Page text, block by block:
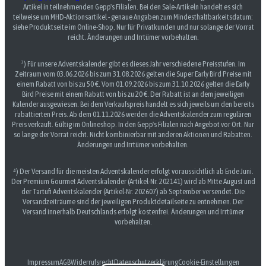
Artikel in teilnehmenden Gepp's Filialen. Bei den Sale-Artikeln handelt es sich
teilweise um MHD-Aktionsartikel - genaue Angaben zum Mindesthaltbarkeitsdatum:
siehe Produktseite im Online-Shop. Nur für Privatkunden und nur solange der Vorrat
reicht. Änderungen und Irrtümer vorbehalten.
³) Für unsere Adventskalender gibt es dieses Jahr verschiedene Preisstufen. Im
Zeitraum vom 03.06.2026 bis zum 31.08.2026 gelten die Super Early Bird Preise mit
einem Rabatt von bis zu 50 €. Vom 01.09.2026 bis zum 31.10.2026 gelten die Early
Bird Preise mit einem Rabatt von bis zu 20 €. Der Rabatt ist an dem jeweiligen
Kalender ausgewiesen. Bei dem Verkaufspreis handelt es sich jeweils um den bereits
rabattierten Preis. Ab dem 01.11.2026 werden die Adventskalender zum regulären
Preis verkauft. Gültig im Onlineshop. In den Gepp's Filialen nach Angebot vor Ort. Nur
so lange der Vorrat reicht. Nicht kombinierbar mit anderen Aktionen und Rabatten.
Änderungen und Irrtümer vorbehalten.
⁴) Der Versand für die meisten Adventskalender erfolgt voraussichtlich ab Ende Juni.
Der Premium Gourmet Adventskalender (Artikel-Nr. 202141) wird ab Mitte August und
der Tartufi Adventskalender (Artikel-Nr. 202607) ab September versendet. Die
Versandzeiträume sind der jeweiligen Produktdetailseite zu entnehmen. Der
Versand innerhalb Deutschlands erfolgt kostenfrei. Änderungen und Irrtümer
vorbehalten.
ImpressumAGBWiderrufsrechtDatenschutzerklärungCookie-Einstellungen